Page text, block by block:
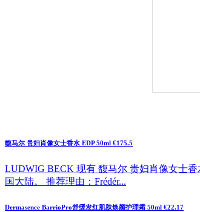
馥马尔 贵妇肖像女士香水 EDP 50ml €175.5
LUDWIG BECK 现有 馥马尔 贵妇肖像女士香
国大陆。 推荐理由：Frédér...
Dermasence BarrioPro舒缓发红肌肤焕颜护理霜 50ml €22.17